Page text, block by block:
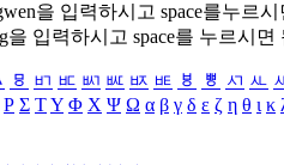
을 입력하시고 space를누르
을 입력하시고 space를 누르시면
ㅱ ㅲ ㅳ ㅴ ㅵ ㅶ ㅷ ㅸ ㅹ ㅺ ㅻ
Ρ Σ ΤΥ Φ Χ Ψ Ω α β γ δ ε ζ η θ ι κ